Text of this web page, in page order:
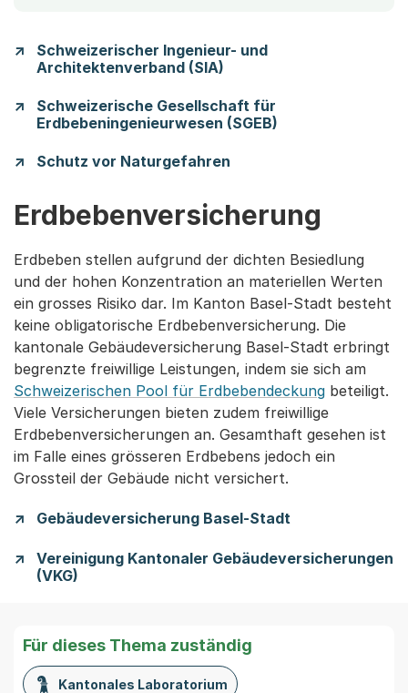
Schweizerischer Ingenieur- und
Architektenverband (SIA)
Schweizerische Gesellschaft für
Erdbebeningenieurwesen (SGEB)
Schutz vor Naturgefahren
Erdbebenversicherung
Erdbeben stellen aufgrund der dichten Besiedlung
und der hohen Konzentration an materiellen Werten
ein grosses Risiko dar. Im Kanton Basel-Stadt besteht
keine obligatorische Erdbebenversicherung. Die
kantonale Gebäudeversicherung Basel-Stadt erbringt
begrenzte freiwillige Leistungen, indem sie sich am
Schweizerischen Pool für Erdbebendeckung beteiligt.
Viele Versicherungen bieten zudem freiwillige
Erdbebenversicherungen an. Gesamthaft gesehen ist
im Falle eines grösseren Erdbebens jedoch ein
Grossteil der Gebäude nicht versichert.
Gebäudeversicherung Basel-Stadt
Vereinigung Kantonaler Gebäudeversicherungen
(VKG)
Für dieses Thema zuständig
Kantonales Laboratorium